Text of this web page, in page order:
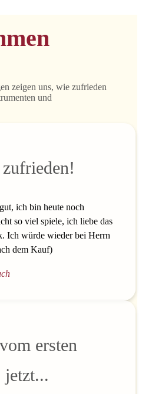
zeigen uns, wie zufrieden
und
ich bin heute noch
so viel spiele, ich liebe das
Ich würde wieder bei Herrn
dem Kauf)
ersten
jetzt...